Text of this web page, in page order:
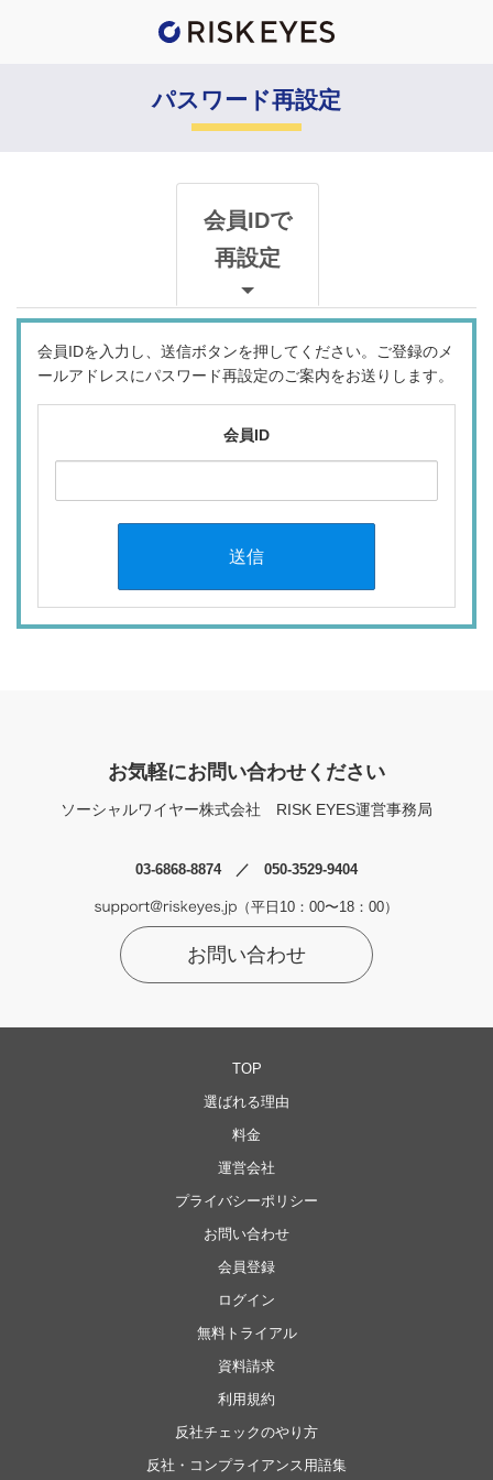
パスワード再設定
会員IDで
再設定
会員IDを入力し、送信ボタンを押してください。ご登録のメ
ールアドレスにパスワード再設定のご案内をお送りします。
会員ID
送信
お気軽にお問い合わせください
ソーシャルワイヤー株式会社 RISK EYES運営事務局
03-6868-8874 ／ 050-3529-9404
（平日10：00〜18：00）
お問い合わせ
TOP
選ばれる理由
料金
運営会社
プライバシーポリシー
お問い合わせ
会員登録
ログイン
無料トライアル
資料請求
利用規約
反社チェックのやり方
反社・コンプライアンス用語集